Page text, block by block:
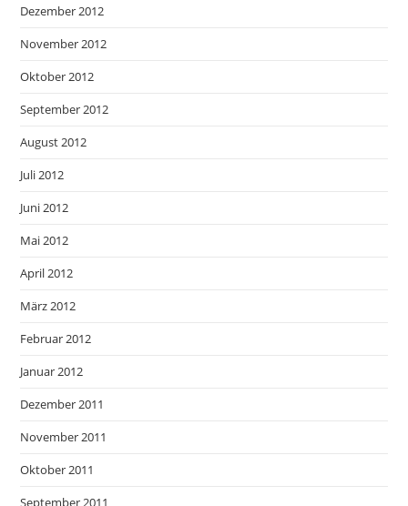
Dezember 2012
November 2012
Oktober 2012
September 2012
August 2012
Juli 2012
Juni 2012
Mai 2012
April 2012
März 2012
Februar 2012
Januar 2012
Dezember 2011
November 2011
Oktober 2011
September 2011